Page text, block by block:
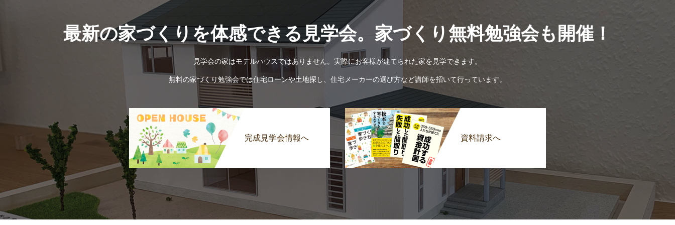
最新の家づくりを体感できる見学会。家づくり無料勉強会も開催！
見学会の家はモデルハウスではありません。実際にお客様が建てられた家を見学できます。
無料の家づくり勉強会では住宅ローンや土地探し、住宅メーカーの選び方など講師を招いて行っています。
完成見学会情報へ 資料請求へ